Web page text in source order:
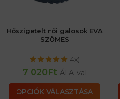
Hőszigetelt női galosok EVA
SZŐMES
(4x)
7 020Ft ÁFA-val
OPCIÓK VÁLASZTÁSA